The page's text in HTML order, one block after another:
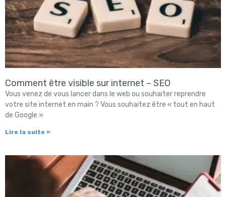
Comment être visible sur internet – SEO
Vous venez de vous lancer dans le web ou souhaiter reprendre
votre site internet en main ? Vous souhaitez être « tout en haut
de Google »
Lire la suite »